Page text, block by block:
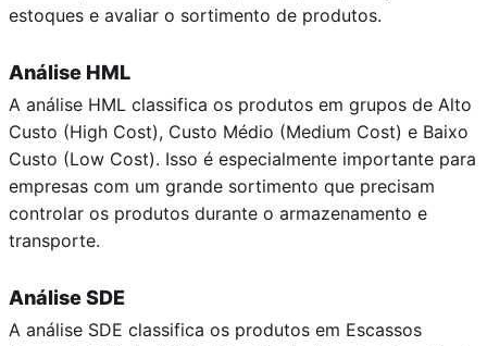
estoques e avaliar o sortimento de produtos.
Análise HML
A análise HML classifica os produtos em grupos de Alto
Custo (High Cost), Custo Médio (Medium Cost) e Baixo
Custo (Low Cost). Isso é especialmente importante para
empresas com um grande sortimento que precisam
controlar os produtos durante o armazenamento e
transporte.
Análise SDE
A análise SDE classifica os produtos em Escassos